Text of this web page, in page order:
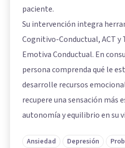
paciente.
Su intervención integra
Cognitivo-Conductual, ACT y
Emotiva Conductual. En
persona comprenda qué le
desarrolle recursos
recupere una sensación más
autonomía y equilibrio en su
Ansiedad Depresión